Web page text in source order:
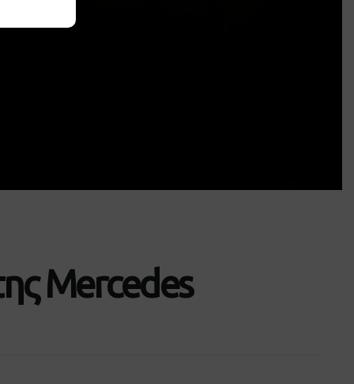
Mercedes